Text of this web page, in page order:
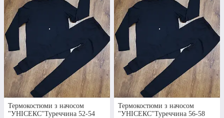
ВИБІР ТОВАРУ
Уважно перегляньте асортимент нашого
інтернет-магазину та оберіть, яка кофта чи
термокостюм вам підходить найбільше.
Звертайте увагу не лише на дизайн речі, але й
розмір.
Термокостюми з начосом
"УНІСЕКС"Туреччина 52-54
Термокостюми з начосом
"УНІСЕКС"Туреччина 56-58